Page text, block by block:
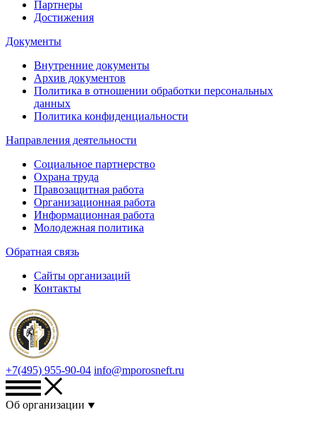
Партнеры
Достижения
Документы
Внутренние документы
Архив документов
Политика в отношении обработки персональных
данных
Политика конфиденциальности
Направления деятельности
Социальное партнерство
Охрана труда
Правозащитная работа
Организационная работа
Информационная работа
Молодежная политика
Обратная связь
Сайты организаций
Контакты
+7(495) 955-90-04 info@mporosneft.ru
Об организации